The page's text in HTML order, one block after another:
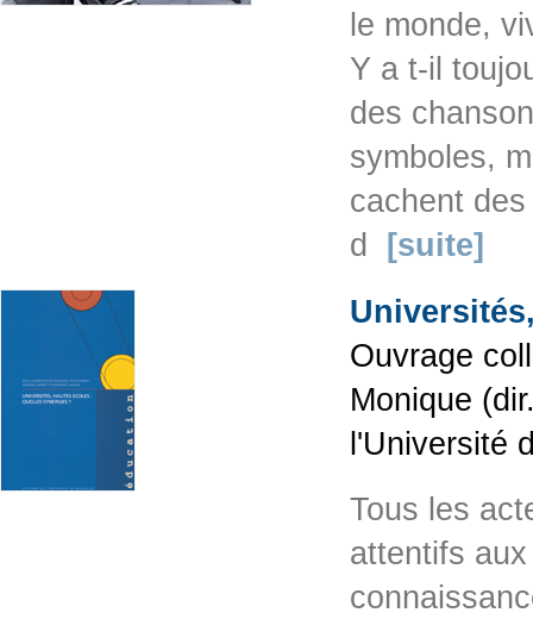
le monde,
Y a t-il
des
symboles,
cachent
d [suite]
Ouvrage
Monique
l'Université
Tous les
attentifs